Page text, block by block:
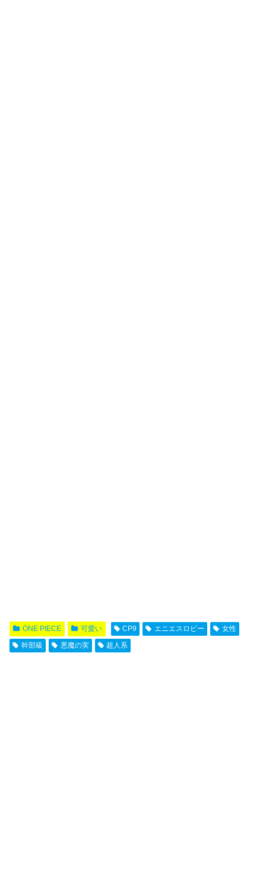
ONE PIECE 可愛い CP9 エニエスロビー
女性
幹部級
悪魔の実 超人系